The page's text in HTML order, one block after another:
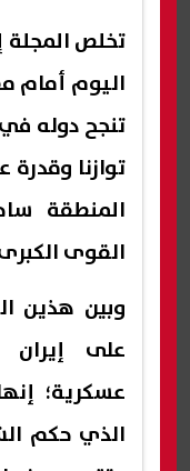
تخلص
اليوم أمام
تنجح دوله
توازنا وقدرة
المنطقة
القوى
وبين هذين
على
عسكرية؛
الذي حكم